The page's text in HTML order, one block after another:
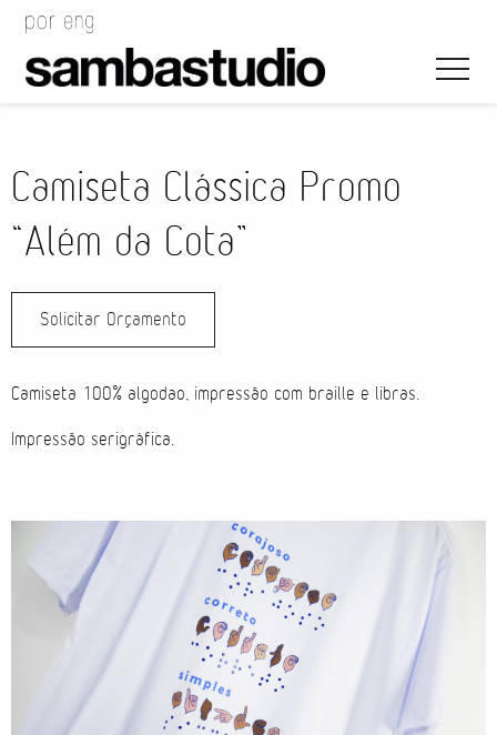
Desenho de Evento
Coordenação de Evento
Direção de Evento
Produção de Evento
Suporte de Evento
Camiseta Clássica Promo
“Além da Cota”
Solicitar Orçamento
Camiseta 100% algodao, impressão com braille e libras.
Impressão serigráfica.